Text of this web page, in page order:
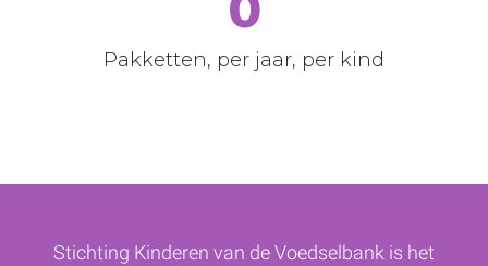
Pakketten, per jaar, per kind
Stichting Kinderen van de Voedselbank is het